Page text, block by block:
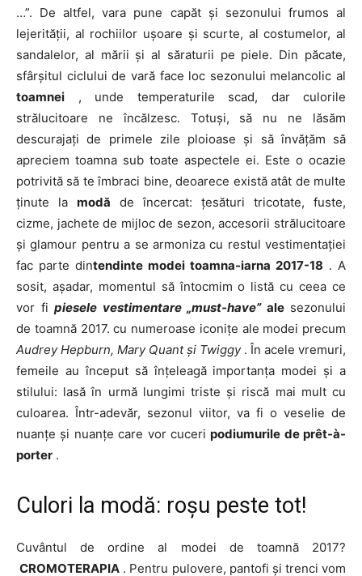
…”. De altfel, vara pune capăt și sezonului frumos al
lejerității, al rochiilor ușoare și scurte, al costumelor, al
sandalelor, al mării și al săraturii pe piele. Din păcate,
sfârșitul ciclului de vară face loc sezonului melancolic al
toamnei , unde temperaturile scad, dar culorile
strălucitoare ne încălzesc. Totuși, să nu ne lăsăm
descurajați de primele zile ploioase și să învățăm să
apreciem toamna sub toate aspectele ei. Este o ocazie
potrivită să te îmbraci bine, deoarece există atât de multe
ținute la modă de încercat: țesături tricotate, fuste,
cizme, jachete de mijloc de sezon, accesorii strălucitoare
și glamour pentru a se armoniza cu restul vestimentației
fac parte dintendinte modei toamna-iarna 2017-18 . A
sosit, așadar, momentul să întocmim o listă cu ceea ce
vor fi piesele vestimentare „must-have”alesezonului
de toamnă 2017. cu numeroase iconițe ale modei precum
Audrey Hepburn, Mary Quant și Twiggy. În acele vremuri,
femeile au început să înțeleagă importanța modei și a
stilului: lasă în urmă lungimi triste și riscă mai mult cu
culoarea. Într-adevăr, sezonul viitor, va fi o veselie de
nuanțe și nuanțe care vor cuceripodiumurile de prêt-à-
porter .
Culori la modă: roșu peste tot!
Cuvântul de ordine al modei de toamnă 2017?
CROMOTERAPIA . Pentru pulovere, pantofi și trenci vom